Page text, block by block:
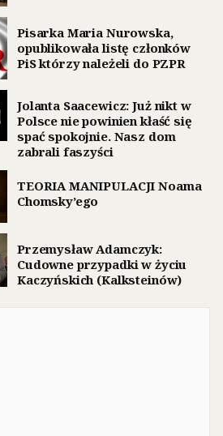
Pisarka Maria Nurowska,
opublikowała listę członków
PiS którzy należeli do PZPR
Jolanta Saacewicz: Już nikt w
Polsce nie powinien kłaść się
spać spokojnie. Nasz dom
zabrali faszyści
TEORIA MANIPULACJI Noama
Chomsky’ego
Przemysław Adamczyk:
Cudowne przypadki w życiu
Kaczyńskich (Kalksteinów)